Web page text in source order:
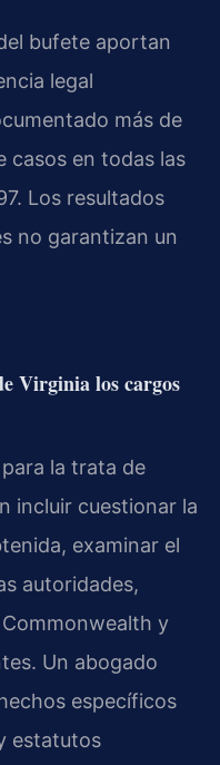
bufete aportan
legal
más de
casos en todas las
Los resultados
no garantizan un
Virginia los cargos
la trata de
incluir cuestionar la
examinar el
autoridades,
y
Un abogado
específicos
estatutos